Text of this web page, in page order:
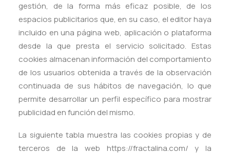
gestión, de la forma más eficaz posible, de los
espacios publicitarios que, en su caso, el editor haya
incluido en una página web, aplicación o plataforma
desde la que presta el servicio solicitado. Estas
cookies almacenan información del comportamiento
de los usuarios obtenida a través de la observación
continuada de sus hábitos de navegación, lo que
permite desarrollar un perfil específico para mostrar
publicidad en función del mismo.
La siguiente tabla muestra las cookies propias y de
terceros de la web https://fractalina.com/ y la